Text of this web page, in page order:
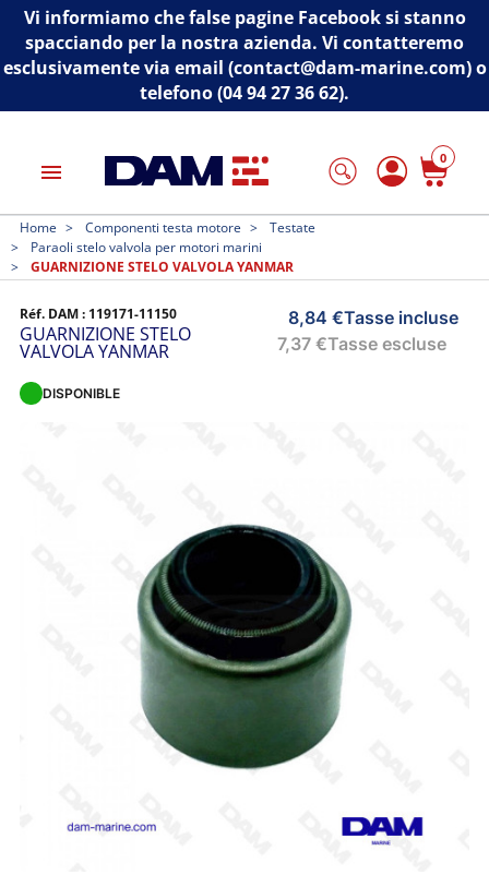
Vi informiamo che false pagine Facebook si stanno
spacciando per la nostra azienda. Vi contatteremo
esclusivamente via email (contact@dam-marine.com) o
telefono (04 94 27 36 62).
menu
0
Home Componenti testa motore
Testate
Paraoli stelo valvola per motori marini
GUARNIZIONE STELO VALVOLA YANMAR
Réf. DAM : 119171-11150
GUARNIZIONE STELO
VALVOLA YANMAR
8,84 €Tasse incluse
7,37 €Tasse escluse
DISPONIBLE